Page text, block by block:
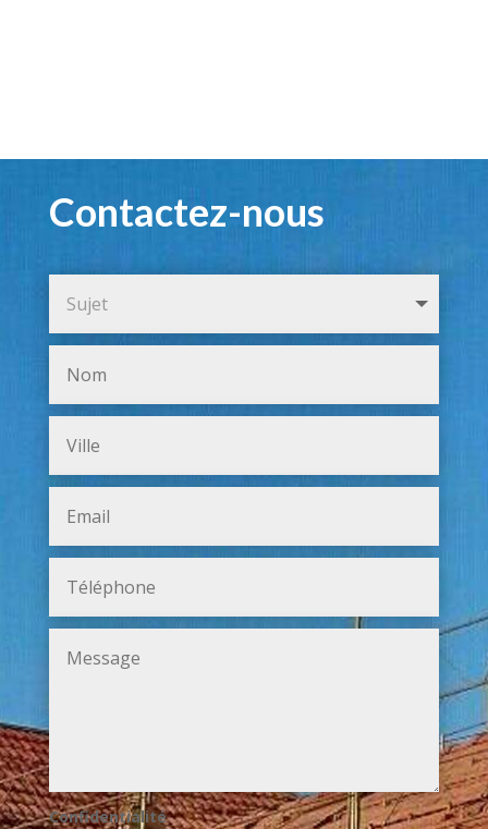
Contactez-nous
Confidentialité